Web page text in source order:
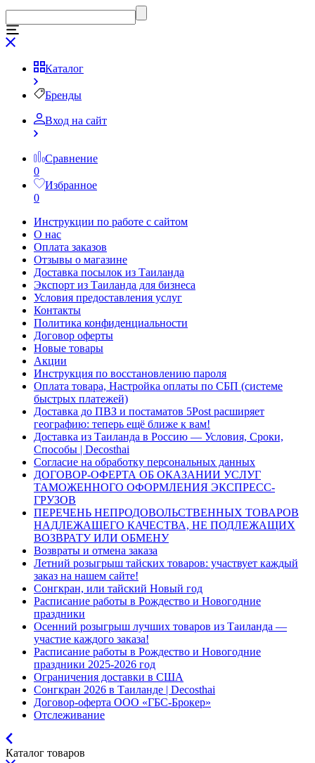
Каталог
Бренды
Вход на сайт
Сравнение
0
Избранное
0
Инструкции по работе с сайтом
О нас
Оплата заказов
Отзывы о магазине
Доставка посылок из Таиланда
Экспорт из Таиланда для бизнеса
Условия предоставления услуг
Контакты
Политика конфиденциальности
Договор оферты
Новые товары
Акции
Инструкция по восстановлению пароля
Оплата товара, Настройка оплаты по СБП (системе
быстрых платежей)
Доставка до ПВЗ и постаматов 5Post расширяет
географию: теперь ещё ближе к вам!
Доставка из Таиланда в Россию — Условия, Сроки,
Способы | Decosthai
Согласие на обработку персональных данных
ДОГОВОР-ОФЕРТА ОБ ОКАЗАНИИ УСЛУГ
ТАМОЖЕННОГО ОФОРМЛЕНИЯ ЭКСПРЕСС-
ГРУЗОВ
ПЕРЕЧЕНЬ НЕПРОДОВОЛЬСТВЕННЫХ ТОВАРОВ
НАДЛЕЖАЩЕГО КАЧЕСТВА, НЕ ПОДЛЕЖАЩИХ
ВОЗВРАТУ ИЛИ ОБМЕНУ
Возвраты и отмена заказа
Летний розыгрыш тайских товаров: участвует каждый
заказ на нашем сайте!
Сонгкран, или тайский Новый год
Расписание работы в Рождество и Новогодние
праздники
Осенний розыгрыш лучших товаров из Таиланда —
участие каждого заказа!
Расписание работы в Рождество и Новогодние
праздники 2025-2026 год
Ограничения доставки в США
Сонгкран 2026 в Таиланде | Decosthai
Договор-оферта ООО «ГБС-Брокер»
Отслеживание
Каталог товаров